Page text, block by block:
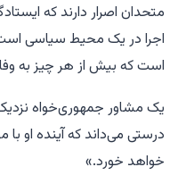
متحدان اصرار دارند که
اجرا در یک محیط سیاسی
است که بیش از هر چیز به
یک مشاور جمهوری‌خواه
درستی می‌داند که آینده او
خواهد خورد.»